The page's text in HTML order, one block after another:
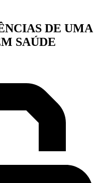
DE UMA
SAÚDE